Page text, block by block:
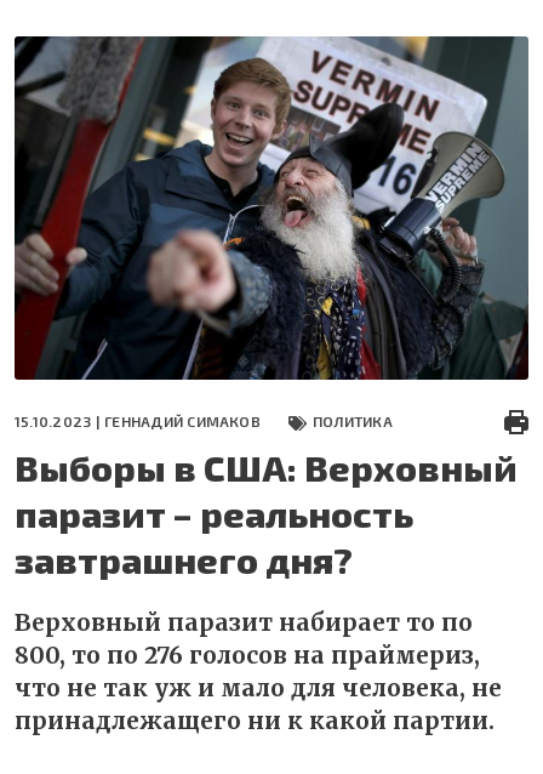
основному
содержанию
15.10.2023 | ГЕННАДИЙ СИМАКОВ ПОЛИТИКА
Выборы в США: Верховный
паразит – реальность
завтрашнего дня?
Верховный паразит набирает то по
800, то по 276 голосов на праймериз,
что не так уж и мало для человека, не
принадлежащего ни к какой партии.